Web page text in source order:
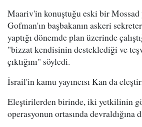
Maariv'in konuştuğu eski bir
Gofman'ın başbakanın askeri
yaptığı dönemde plan üzerinde
"bizzat kendisinin desteklediği ve
çıktığını" söyledi.
İsrail'in kamu yayıncısı Kan da
Eleştirilerden birinde, iki yetkilinin
operasyonun ortasında